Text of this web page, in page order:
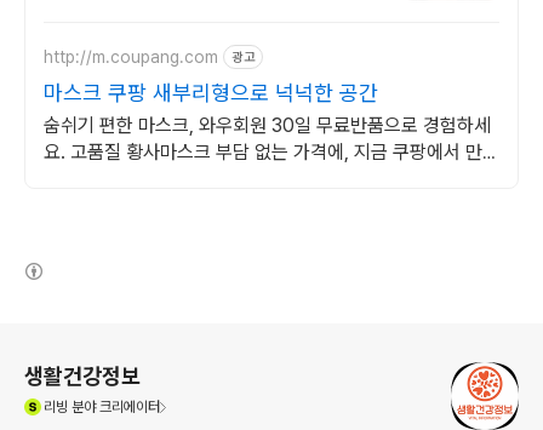
http://m.coupang.com 광고
마스크 쿠팡 새부리형으로 넉넉한 공간
숨쉬기 편한 마스크, 와우회원 30일 무료반품으로 경험하세
요. 고품질 황사마스크 부담 없는 가격에, 지금 쿠팡에서 만나
생활건강정보
리빙 분야 크리에이터